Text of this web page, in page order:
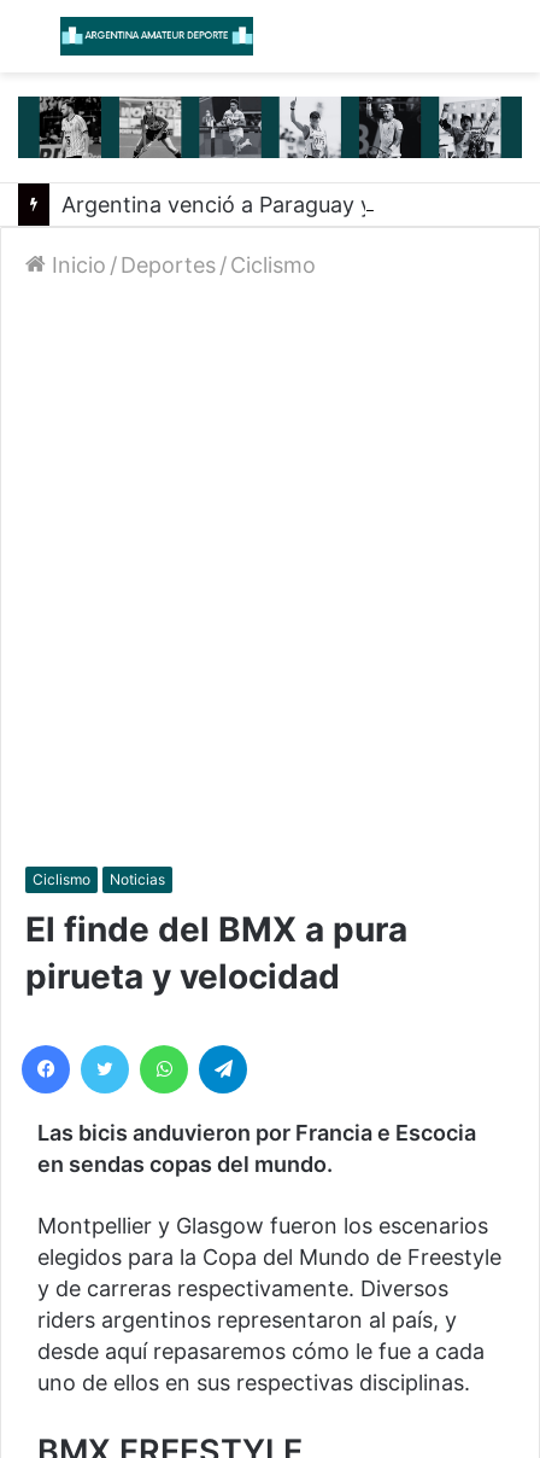
Menú
Inicio /Deportes/Ciclismo
Ciclismo Noticias
El finde del BMX a pura
pirueta y velocidad
Facebook
Twitter WhatsApp
Las bicis anduvieron por Francia e Escocia
en sendas copas del mundo.
Montpellier y Glasgow fueron los escenarios
elegidos para la Copa del Mundo de Freestyle
y de carreras respectivamente. Diversos
riders argentinos representaron al país, y
desde aquí repasaremos cómo le fue a cada
uno de ellos en sus respectivas disciplinas.